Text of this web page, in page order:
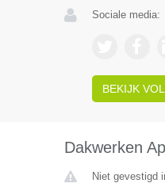
Sociale media:
BEKIJK
Dakwerken
Niet gevestigd